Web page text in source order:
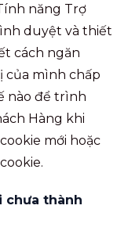
năng Trợ
duyệt và thiết
cách ngăn
mình chấp
nào để trình
Hàng khi
mới hoặc
chưa thành